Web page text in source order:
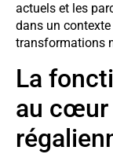
actuels et les
dans un
transformations
La
au cœur